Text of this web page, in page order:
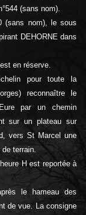
(sans nom).
(sans nom), le sous
DEHORNE dans
en réserve.
pour toute la
reconnaître le
par un chemin
sur un plateau sur
vers St Marcel une
terrain.
H est reportée à
le hameau des
de vue. La consigne